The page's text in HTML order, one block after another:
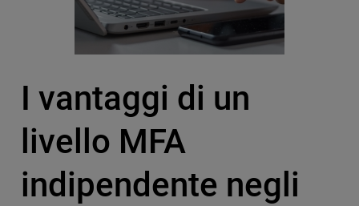
I vantaggi di un
livello MFA
indipendente negli